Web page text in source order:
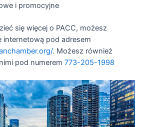
i promocyjne
się więcej o PACC, możesz
pod adresem
. Możesz również
pod numerem 773-205-1998